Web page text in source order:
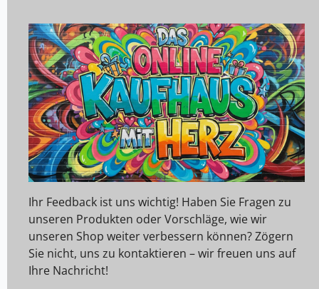
Ihr Feedback ist uns wichtig! Haben Sie Fragen zu
unseren Produkten oder Vorschläge, wie wir
unseren Shop weiter verbessern können? Zögern
Sie nicht, uns zu kontaktieren – wir freuen uns auf
Ihre Nachricht!